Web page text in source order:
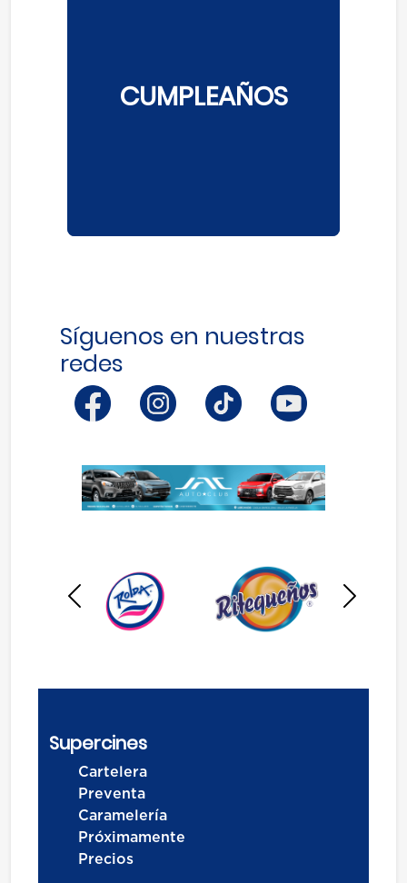
CUMPLEAÑOS
Síguenos en nuestras
redes
Anterior
Supercines
Cartelera
Preventa
Caramelería
Próximamente
Precios